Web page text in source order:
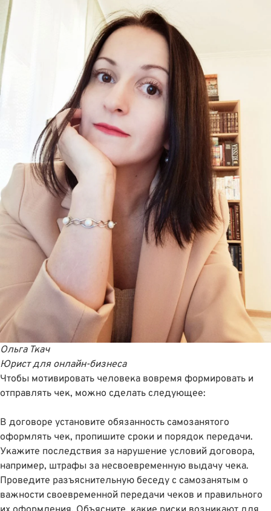
Ольга Ткач
Юрист для онлайн-бизнеса
Чтобы мотивировать человека вовремя формировать и
отправлять чек, можно сделать следующее:
В договоре установите обязанность самозанятого
оформлять чек, пропишите сроки и порядок передачи.
Укажите последствия за нарушение условий договора,
например, штрафы за несвоевременную выдачу чека.
Проведите разъяснительную беседу с самозанятым о
важности своевременной передачи чеков и правильного